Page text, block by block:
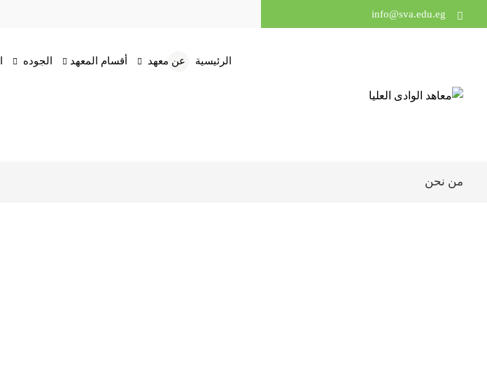
الرئيسية عن معهد أقسام المعهد الجوده
من نحن